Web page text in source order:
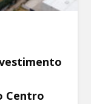
Centro